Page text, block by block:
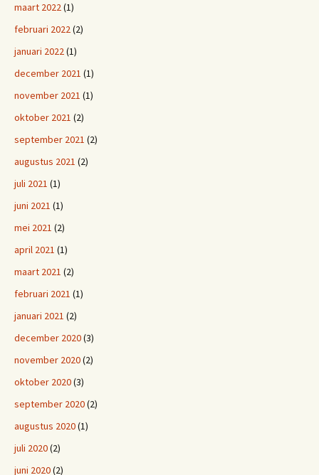
maart 2022(1)
februari 2022(2)
januari 2022(1)
december 2021 (1)
november 2021 (1)
oktober 2021 (2)
september 2021 (2)
augustus 2021 (2)
juli 2021 (1)
juni 2021 (1)
mei 2021 (2)
april 2021 (1)
maart 2021 (2)
februari 2021 (1)
januari 2021 (2)
december 2020(3)
november 2020(2)
oktober 2020(3)
september 2020(2)
augustus 2020(1)
juli 2020(2)
juni 2020(2)